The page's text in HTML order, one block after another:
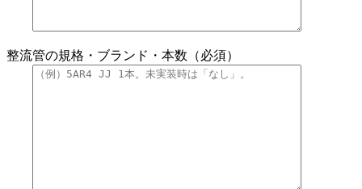
整流管の規格・ブランド・本数（必須）